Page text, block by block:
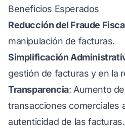
Beneficios Esperados
Reducción del Fraude
manipulación de facturas.
Simplificación
gestión de facturas y en la
Transparencia: Aumento
transacciones comerciales
autenticidad de las facturas.